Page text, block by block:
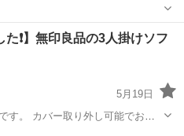
ンテリア雑貨/小物 シーサー
た❗️】無印良品の3人掛けソフ
5月19日
す。 カバー取り外し可能でお洗